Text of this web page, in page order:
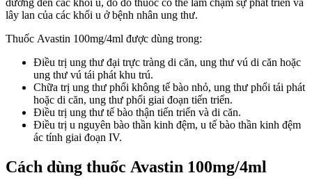
dưỡng đến các khối u, do đó thuốc có thể làm chậm sự phát triển và
lây lan của các khối u ở bệnh nhân ung thư.
Thuốc Avastin 100mg/4ml được dùng trong:
Điều trị ung thư đại trực tràng di căn, ung thư vú di căn hoặc
ung thư vú tái phát khu trú.
Chữa trị ung thư phổi không tế bào nhỏ, ung thư phổi tái phát
hoặc di căn, ung thư phổi giai đoạn tiến triển.
Điều trị ung thư tế bào thận tiến triển và di căn.
Điều trị u nguyên bào thần kinh đệm, u tế bào thần kinh đệm
ác tính giai đoạn IV.
Cách dùng thuốc Avastin 100mg/4ml